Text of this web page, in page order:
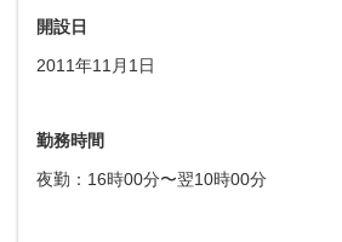
開設日
2011年11月1日
勤務時間
夜勤：16時00分〜翌10時00分